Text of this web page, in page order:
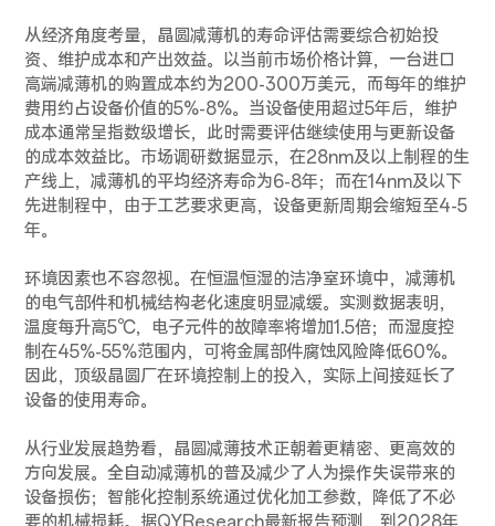
从经济角度考量，晶圆减薄机的寿命评估需要综合初始投
资、维护成本和产出效益。以当前市场价格计算，一台进口
高端减薄机的购置成本约为200-300万美元，而每年的维护
费用约占设备价值的5%-8%。当设备使用超过5年后，维护
成本通常呈指数级增长，此时需要评估继续使用与更新设备
的成本效益比。市场调研数据显示，在28nm及以上制程的生
产线上，减薄机的平均经济寿命为6-8年；而在14nm及以下
先进制程中，由于工艺要求更高，设备更新周期会缩短至4-5
年。
环境因素也不容忽视。在恒温恒湿的洁净室环境中，减薄机
的电气部件和机械结构老化速度明显减缓。实测数据表明，
温度每升高5℃，电子元件的故障率将增加1.5倍；而湿度控
制在45%-55%范围内，可将金属部件腐蚀风险降低60%。
因此，顶级晶圆厂在环境控制上的投入，实际上间接延长了
设备的使用寿命。
从行业发展趋势看，晶圆减薄技术正朝着更精密、更高效的
方向发展。全自动减薄机的普及减少了人为操作失误带来的
设备损伤；智能化控制系统通过优化加工参数，降低了不必